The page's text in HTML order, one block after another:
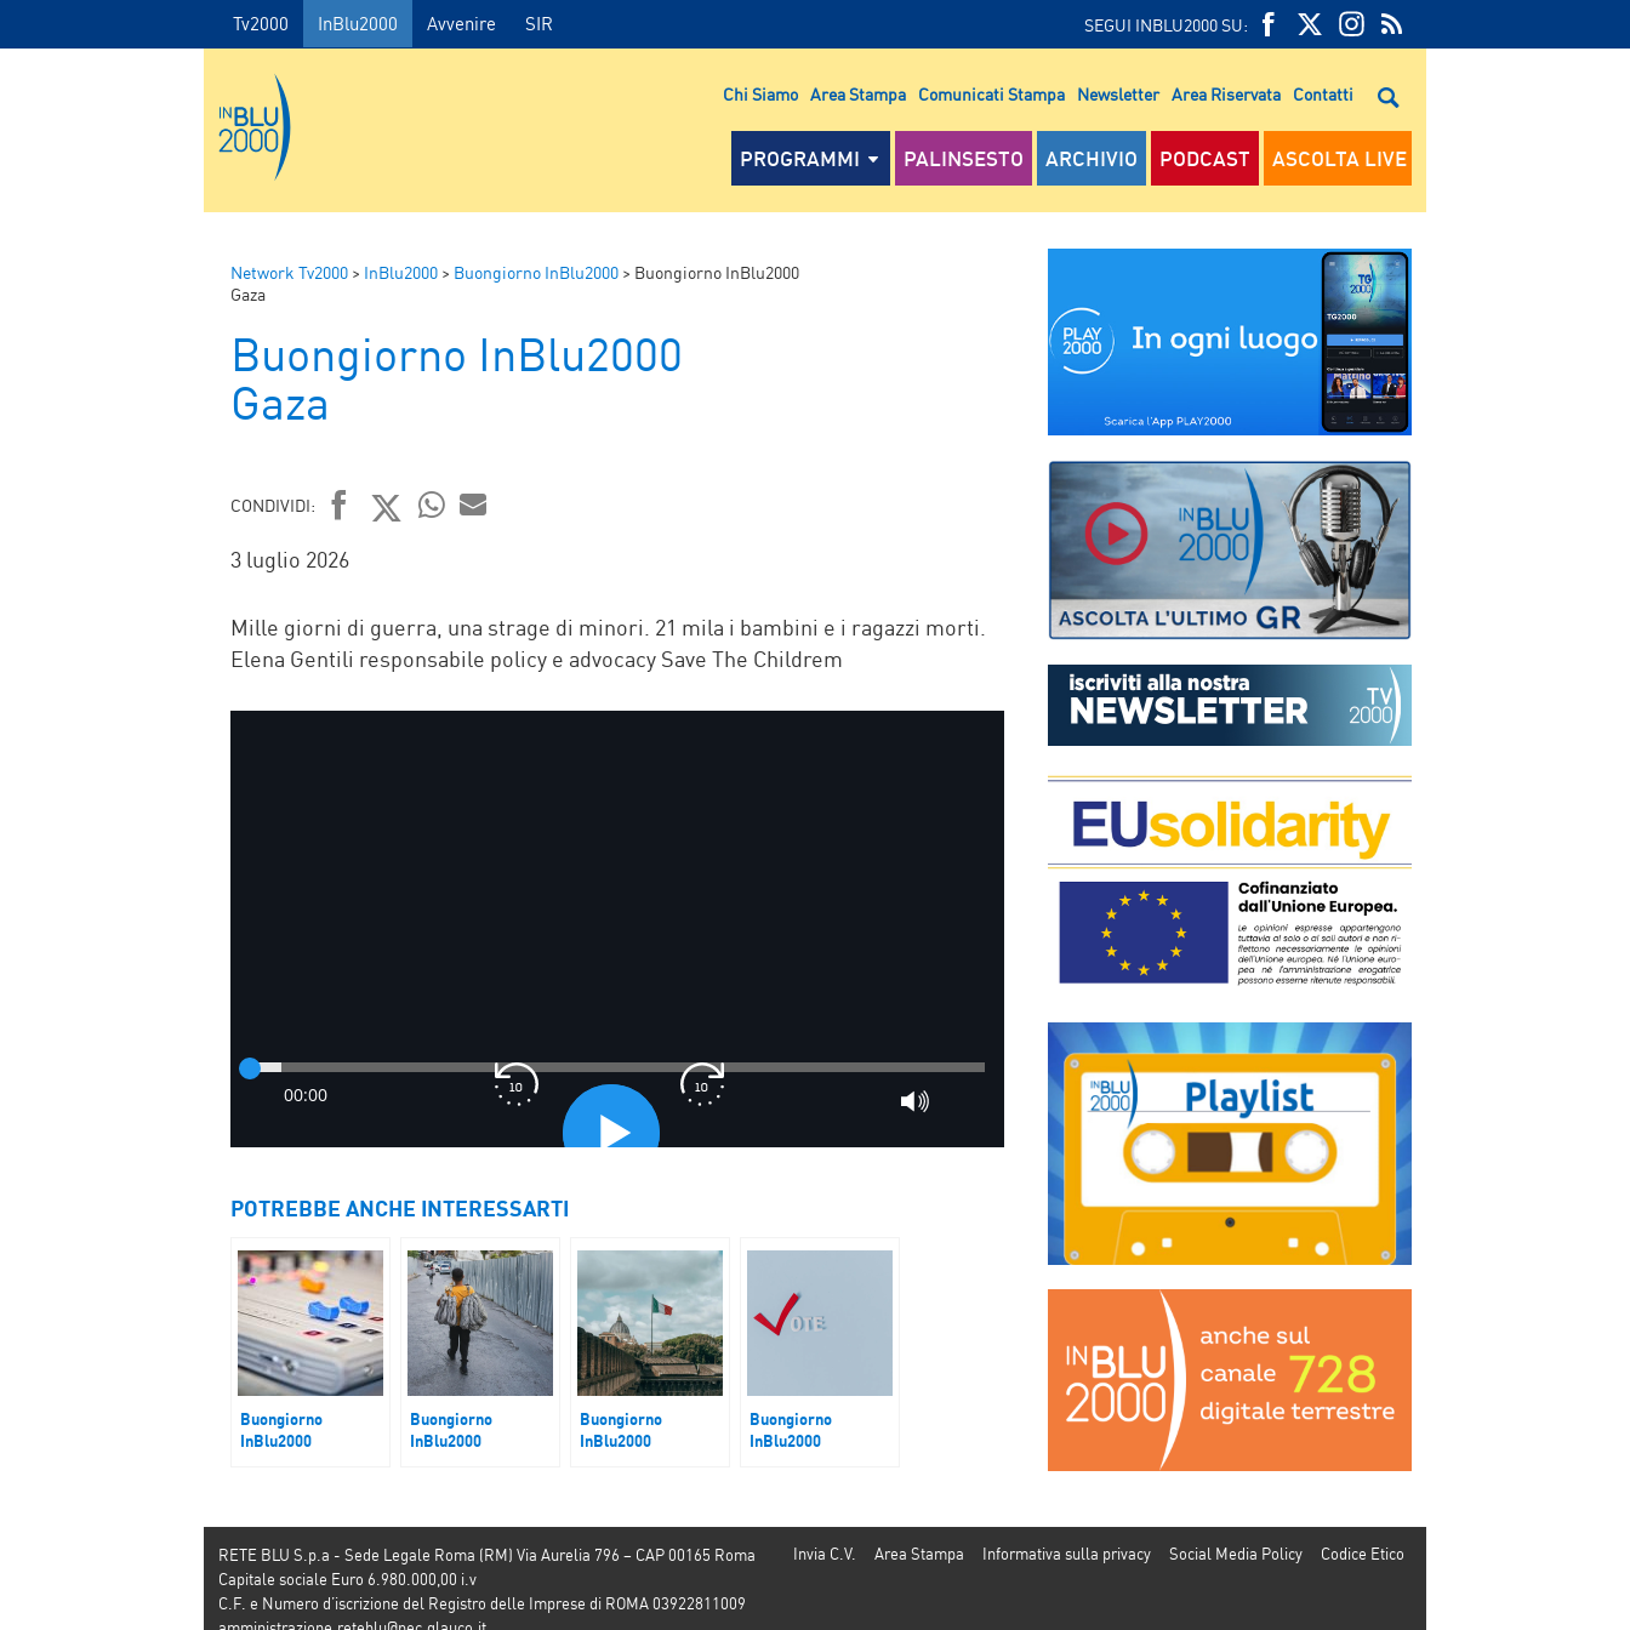
Tv2000 InBlu2000 Avvenire SIR SEGUI INBLU2000 SU:
FEED
RSS
RSS
Chi Siamo Area Stampa Comunicati Stampa Newsletter Area Riservata Contatti
PROGRAMMI PALINSESTO ARCHIVIO PODCAST ASCOLTA LIVE
Network Tv2000 > InBlu2000 > Buongiorno InBlu2000 > Buongiorno InBlu2000
Gaza
Buongiorno InBlu2000
Gaza
CONDIVIDI:
FACEBOOK
3 luglio 2026
Mille giorni di guerra, una strage di minori. 21 mila i bambini e i ragazzi morti.
Elena Gentili responsabile policy e advocacy Save The Childrem
POTREBBE ANCHE INTERESSARTI
Buongiorno
InBlu2000
Buongiorno
InBlu2000
Buongiorno
InBlu2000
Buongiorno
InBlu2000
Invia C.V. Area Stampa Informativa sulla privacy Social Media Policy Codice Etico
RETE BLU S.p.a - Sede Legale Roma (RM) Via Aurelia 796 – CAP 00165 Roma
Capitale sociale Euro 6.980.000,00 i.v
C.F. e Numero d’iscrizione del Registro delle Imprese di ROMA 03922811009